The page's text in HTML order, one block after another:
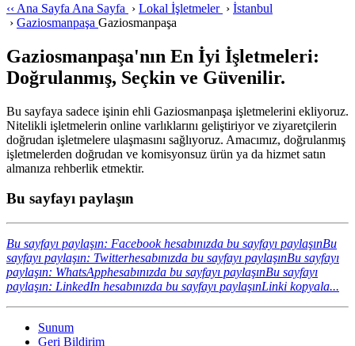
‹‹ Ana Sayfa Ana Sayfa › Lokal İşletmeler › İstanbul
› Gaziosmanpaşa Gaziosmanpaşa
Gaziosmanpaşa'nın En İyi İşletmeleri:
Doğrulanmış, Seçkin ve Güvenilir.
Bu sayfaya sadece işinin ehli Gaziosmanpaşa işletmelerini ekliyoruz.
Nitelikli işletmelerin online varlıklarını geliştiriyor ve ziyaretçilerin
doğrudan işletmelere ulaşmasını sağlıyoruz. Amacımız, doğrulanmış
işletmelerden doğrudan ve komisyonsuz ürün ya da hizmet satın
almanıza rehberlik etmektir.
Bu sayfayı paylaşın
Bu sayfayı paylaşın: Facebook hesabınızda bu sayfayı paylaşınBu
sayfayı paylaşın: Twitterhesabınızda bu sayfayı paylaşınBu sayfayı
paylaşın: WhatsApphesabınızda bu sayfayı paylaşınBu sayfayı
paylaşın: LinkedIn hesabınızda bu sayfayı paylaşınLinki kopyala...
Sunum
Geri Bildirim